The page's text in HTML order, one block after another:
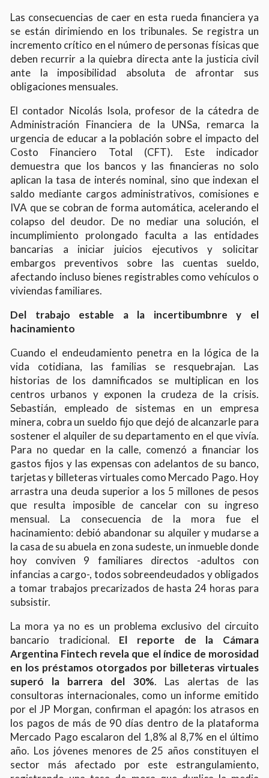
Las consecuencias de caer en esta rueda financiera ya
se están dirimiendo en los tribunales. Se registra un
incremento crítico en el número de personas físicas que
deben recurrir a la quiebra directa ante la justicia civil
ante la imposibilidad absoluta de afrontar sus
obligaciones mensuales.
El contador Nicolás Isola, profesor de la cátedra de
Administración Financiera de la UNSa, remarca la
urgencia de educar a la población sobre el impacto del
Costo Financiero Total (CFT). Este indicador
demuestra que los bancos y las financieras no solo
aplican la tasa de interés nominal, sino que indexan el
saldo mediante cargos administrativos, comisiones e
IVA que se cobran de forma automática, acelerando el
colapso del deudor. De no mediar una solución, el
incumplimiento prolongado faculta a las entidades
bancarias a iniciar juicios ejecutivos y solicitar
embargos preventivos sobre las cuentas sueldo,
afectando incluso bienes registrables como vehículos o
viviendas familiares.
Del trabajo estable a la incertibumbnre y el
hacinamiento
Cuando el endeudamiento penetra en la lógica de la
vida cotidiana, las familias se resquebrajan. Las
historias de los damnificados se multiplican en los
centros urbanos y exponen la crudeza de la crisis.
Sebastián, empleado de sistemas en un empresa
minera, cobra un sueldo fijo que dejó de alcanzarle para
sostener el alquiler de su departamento en el que vivía.
Para no quedar en la calle, comenzó a financiar los
gastos fijos y las expensas con adelantos de su banco,
tarjetas y billeteras virtuales como Mercado Pago. Hoy
arrastra una deuda superior a los 5 millones de pesos
que resulta imposible de cancelar con su ingreso
mensual. La consecuencia de la mora fue el
hacinamiento: debió abandonar su alquiler y mudarse a
la casa de su abuela en zona sudeste, un inmueble donde
hoy conviven 9 familiares directos -adultos con
infancias a cargo-, todos sobreendeudados y obligados
a tomar trabajos precarizados de hasta 24 horas para
subsistir.
La mora ya no es un problema exclusivo del circuito
bancario tradicional. El reporte de la Cámara
Argentina Fintech revela que el índice de morosidad
en los préstamos otorgados por billeteras virtuales
superó la barrera del 30%. Las alertas de las
consultoras internacionales, como un informe emitido
por el JP Morgan, confirman el apagón: los atrasos en
los pagos de más de 90 días dentro de la plataforma
Mercado Pago escalaron del 1,8% al 8,7% en el último
año. Los jóvenes menores de 25 años constituyen el
sector más afectado por este estrangulamiento,